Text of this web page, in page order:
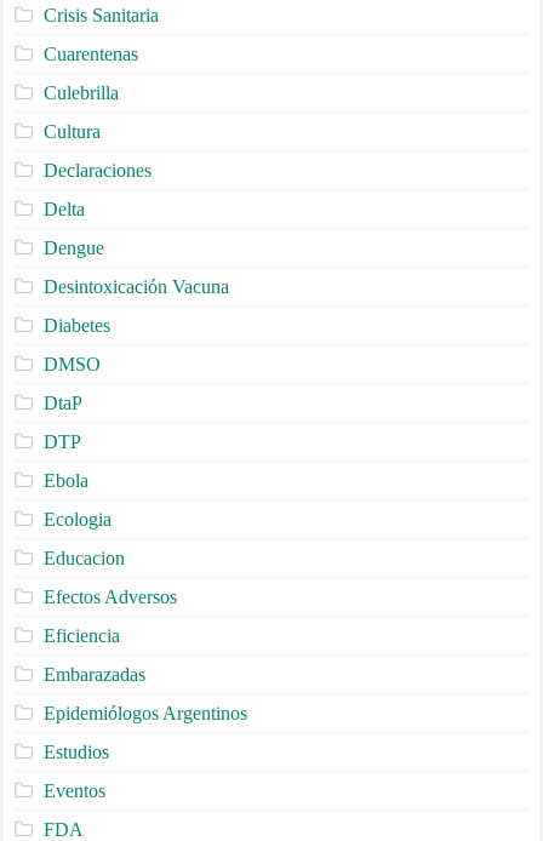
Crisis Sanitaria
Cuarentenas
Culebrilla
Cultura
Declaraciones
Delta
Dengue
Desintoxicación Vacuna
Diabetes
DMSO
DtaP
DTP
Ebola
Ecologia
Educacion
Efectos Adversos
Eficiencia
Embarazadas
Epidemiólogos Argentinos
Estudios
Eventos
FDA